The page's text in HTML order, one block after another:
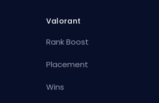
Valorant
Rank Boost
Placement
Wins